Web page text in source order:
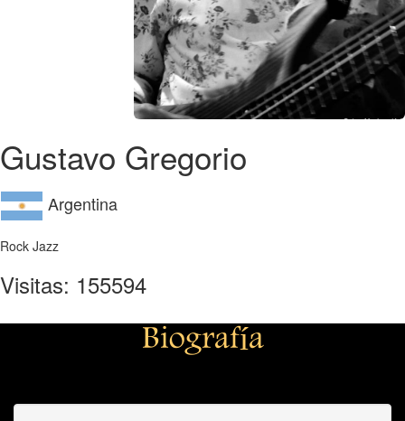
Gustavo Gregorio
Argentina
Rock Jazz
Visitas: 155594
Biografía